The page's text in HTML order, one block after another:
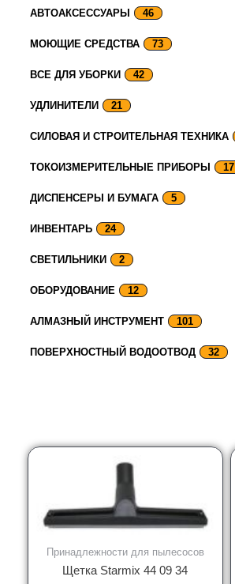
АВТОАКСЕССУАРЫ 46
МОЮЩИЕ СРЕДСТВА 73
ВСЕ ДЛЯ УБОРКИ 42
УДЛИНИТЕЛИ 21
СИЛОВАЯ И СТРОИТЕЛЬНАЯ ТЕХНИКА
ТОКОИЗМЕРИТЕЛЬНЫЕ ПРИБОРЫ 17
ДИСПЕНСЕРЫ И БУМАГА 5
ИНВЕНТАРЬ 24
СВЕТИЛЬНИКИ 2
ОБОРУДОВАНИЕ 12
АЛМАЗНЫЙ ИНСТРУМЕНТ 101
ПОВЕРХНОСТНЫЙ ВОДООТВОД 32
Принадлежности для пылесосов
Щетка Starmix 44 09 34